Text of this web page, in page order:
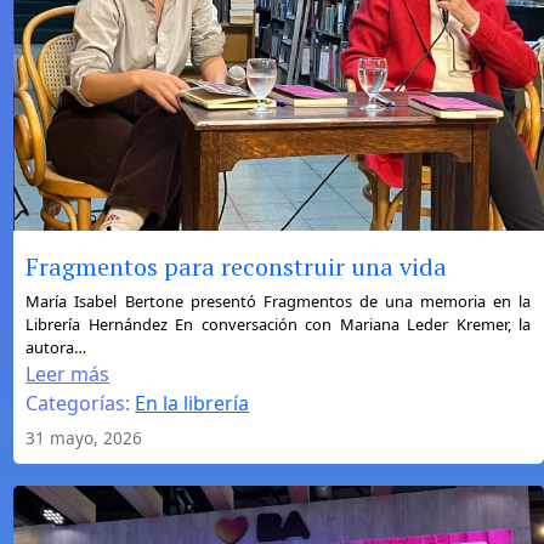
Fragmentos para reconstruir una vida
María Isabel Bertone presentó Fragmentos de una memoria en la
Librería Hernández En conversación con Mariana Leder Kremer, la
autora…
Leer más
:
Fragmentos
para
reconstruir
vida
Categorías: En la librería
31 mayo, 2026